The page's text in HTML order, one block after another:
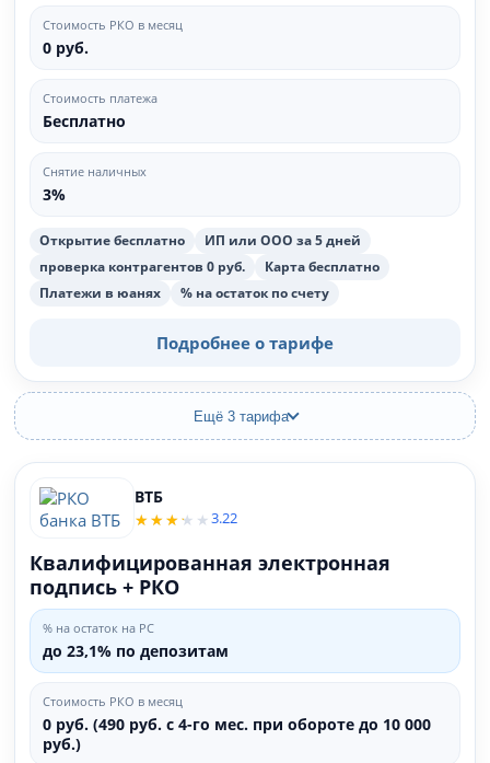
Стоимость РКО в месяц
0 руб.
Стоимость платежа
Бесплатно
Снятие наличных
3%
Открытие бесплатно
ИП или ООО за 5 дней
проверка контрагентов 0 руб.
Карта бесплатно
Платежи в юанях
% на остаток по счету
Подробнее о тарифе
Ещё 3 тарифа
ВТБ
3.22
Квалифицированная электронная
подпись + РКО
% на остаток на РС
до 23,1% по депозитам
Стоимость РКО в месяц
0 руб. (490 руб. с 4-го мес. при обороте до 10 000
руб.)